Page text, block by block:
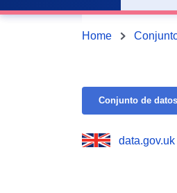
Home
Conjunto de datos
data.gov.uk